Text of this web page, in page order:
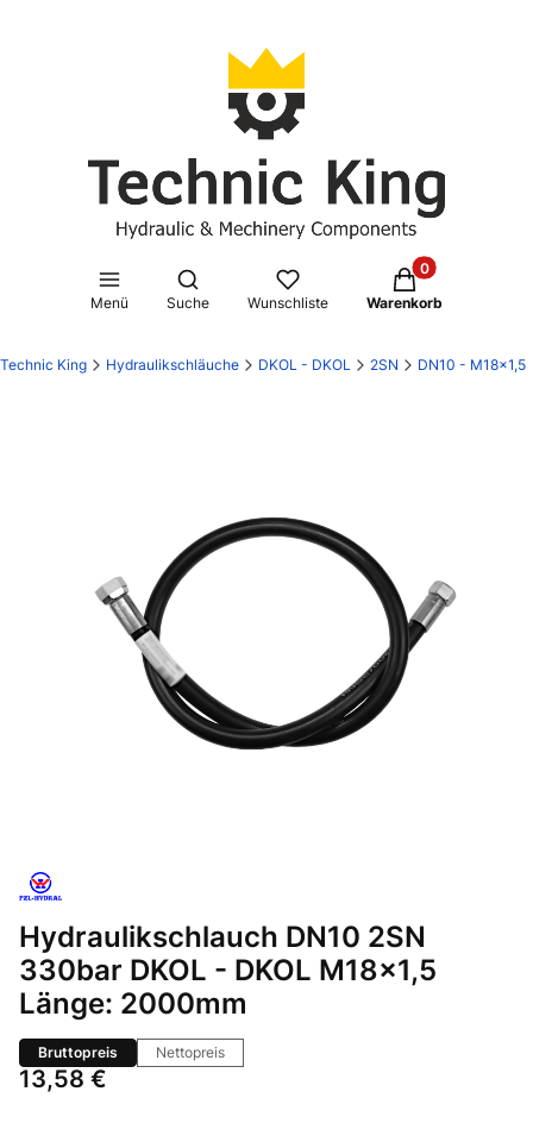
Menü
Suchmaschine öffnen
Suche Wunschliste
Produkte im
Warenkorb
Technic King Hydraulikschläuche DKOL - DKOL 2SN DN10 - M18x1,5
Hydraulikschlauch DN10 2SN
330bar DKOL - DKOL M18x1,5
Länge: 2000mm
Bruttopreis Nettopreis
Preis
13,58 €